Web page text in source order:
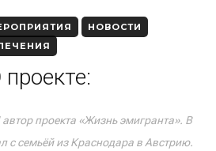
НОВОСТИ
проекте:
проекта «Жизнь эмигранта». В
с семьёй из Краснодара в Австрию.